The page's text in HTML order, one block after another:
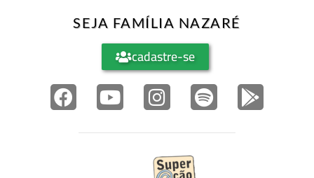
SEJA FAMÍLIA NAZARÉ
cadastre-se